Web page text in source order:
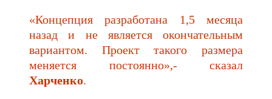
«Концепция разработана 1,5 месяца
назад и не является окончательным
вариантом. Проект такого размера
меняется постоянно»,- сказал
Харченко.